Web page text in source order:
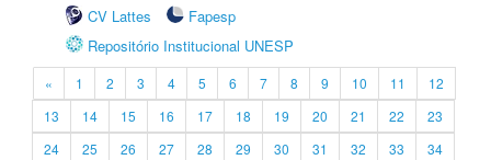
CV Lattes
Fapesp
Repositório Institucional UNESP
« 1 2 3 4 5 6 7 8 9 10 11
12
13
14 15 16 17 18 19 20 21 22
23
24
25 26 27 28 29 30 31 32 33
34